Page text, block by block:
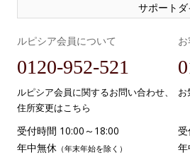
サポート
ルピシア会員について
0120-952-521
ルピシア会員に関するお問い合わせ、
住所変更はこちら
受付時間 10:00～18:00
年中無休 （年末年始を除く）
お